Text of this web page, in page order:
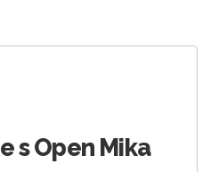
s Open Mika